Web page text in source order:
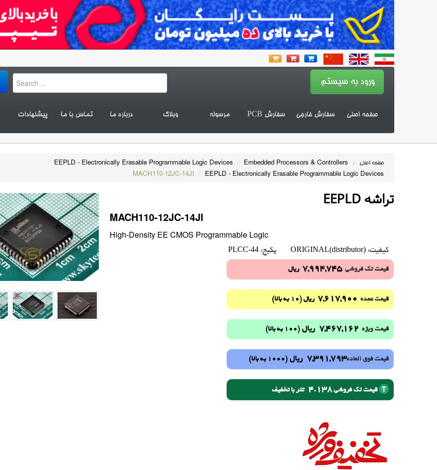
صفحه اصلی سفارش خارجی سفارش PCB مرسوله وبلاگ درباره ما تماس با ما پیشنهادات
صفحه اصلی /
Embedded Processors & Controllers
/
EEPLD - Electronically Erasable Programmable Logic Devices
/
EEPLD - Electronically Erasable Programmable Logic Devices
/
MACH110-12JC-14JI
تراشه EEPLD
MACH110-12JC-14JI
High-Density EE CMOS Programmable Logic
کیفیت: ORIGINAL(distributor) پکیج: PLCC-44
قیمت تک فروشی7,994,745 ریال
قیمت عمده 7,617,900 ریال (10 به بالا)
قیمت ویژه 7,467,162 ریال (100 به بالا)
قیمت فوق العاده7,391,793 ریال (1000 به بالا)
قیمت تک فروشی 4.138 تتر با تخفیف